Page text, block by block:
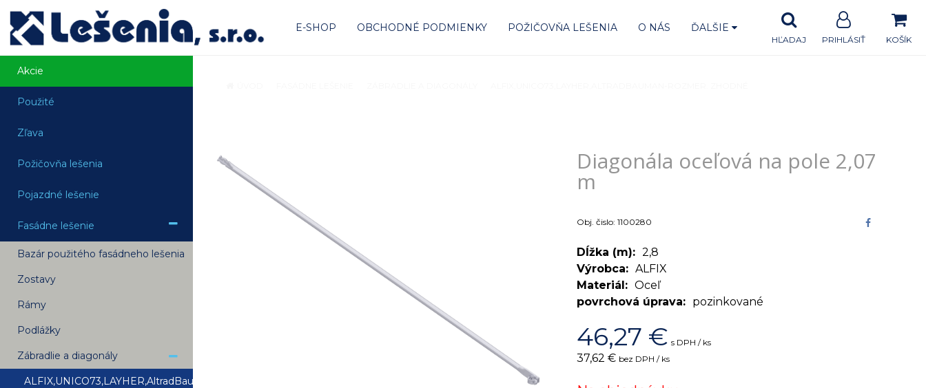
E-SHOP OBCHODNÉ PODMIENKY POŽIČOVŇA LEŠENIA O NÁS ĎALŠIE
KOŠÍK
PRIHLÁSIŤ
HĽADAJ
Akcie
Použité
Zľava
Požičovňa lešenia
Pojazdné lešenie
Fasádne lešenie
Bazár použitého fasádneho lešenia
Zostavy
Rámy
Podlážky
Zábradlie a diagonály
ALFIX,UNICO73,LAYHER,AltradBauman-
Diagonála oceľová na pole 2,07
m
Obj. čislo: 1100280
Dĺžka (m)
2,8
Výrobca
ALFIX
Materiál
Oceľ
povrchová úprava
pozinkované
46,27 € s DPH / ks
37,62 € bez DPH / ks